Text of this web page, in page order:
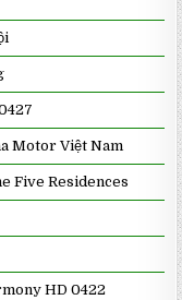
Motor Việt Nam
Five Residences
HD 0422